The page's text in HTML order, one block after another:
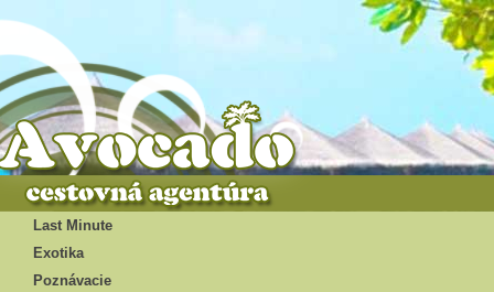
Last Minute
Exotika
Poznávacie